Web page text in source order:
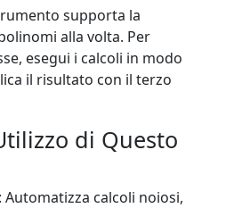
supporta la
alla volta. Per
esegui i calcoli in modo
il risultato con il terzo
di Questo
: Automatizza calcoli noiosi,